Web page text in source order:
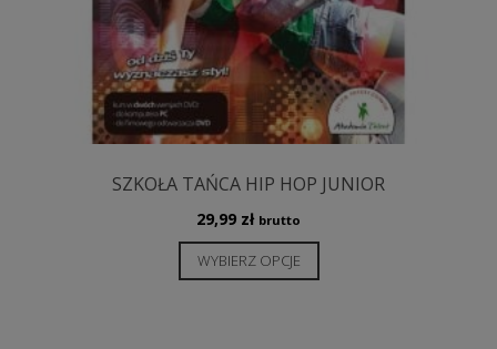
SZKOŁA TAŃCA HIP HOP JUNIOR
29,99 zł brutto
WYBIERZ OPCJE
produkt